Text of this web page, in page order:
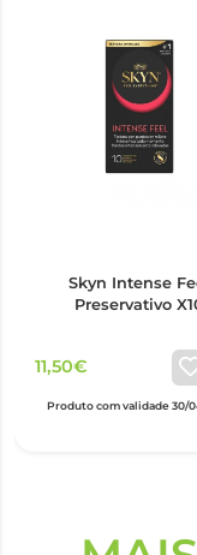
Skyn Intense
Preservativo
11,50€
Produto com validade 30/